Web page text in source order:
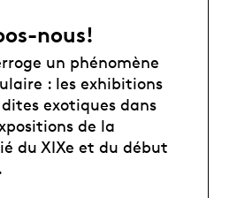
nous!
un phénomène
: les exhibitions
exotiques dans
de la
du XIXe et du début